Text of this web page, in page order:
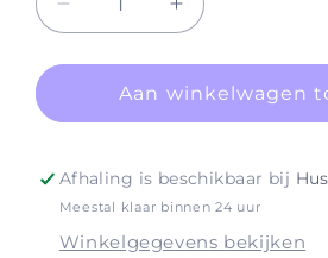
Aantal
verlagen
voor
Cream
Pro-
Foundation
Palette
Aantal
verhogen
voor
Cream
Pro-
Foundation
Palette
Aan winkelwagen
Afhaling is beschikbaar bij
Meestal klaar binnen 24 uur
Winkelgegevens bekijken